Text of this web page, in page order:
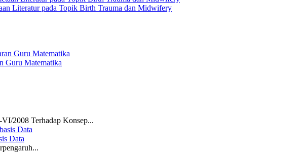
Literatur pada Topik Birth Trauma dan Midwifery
Guru Matematika
2008 Terhadap Konsep...
Data